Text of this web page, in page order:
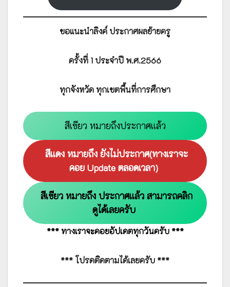
ขอแนะนำลิงค์ ประกาศผลย้ายครู
ครั้งที่ 1 ประจำปี พ.ศ.2566
ทุกจังหวัด ทุกเขตพื้นที่การศึกษา
สีเขียว หมายถึงประกาศแล้ว
สีแดง หมายถึง ยังไม่ประกาศ(ทางเราจะ
คอย Update ตลอดเวลา)
สีเขียว หมายถึง ประกาศแล้ว สามารถคลิก
ดูได้เลยครับ
*** ทางเราจะคอยอัปเดตทุกวันครับ ***
*** โปรดติดตามได้เลยครับ ***